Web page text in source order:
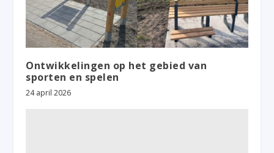
Ontwikkelingen op het gebied van
sporten en spelen
24 april 2026